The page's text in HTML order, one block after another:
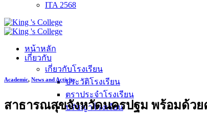
ITA 2568
หน้าหลัก
เกี่ยวกับ
เกี่ยวกับโรงเรียน
ประวัติโรงเรียน
ตราประจำโรงเรียน
ปรัชญาโรงเรียน
Academic, News and Activity
สาธารณสุขจังหวัดนครปฐม พร้อมด้วย